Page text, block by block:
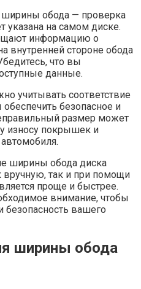
обода — проверка
указана на самом диске.
информацию о
внутренней стороне обода
что вы
данные.
учитывать соответствие
безопасное и
размер может
износу покрышек и
ширины обода диска
так и при помощи
проще и быстрее.
внимание, чтобы
безопасность вашего
ширины обода